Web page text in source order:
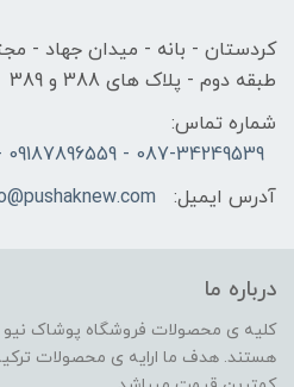
کردستان - بانه - میدان جهاد -
طبقه دوم - پلاک های 388 و 389
شماره تماس:
087-34249539 - 09187896559 - 09186686646
آدرس ایمیل:
درباره ما
کلیه ی محصولات فروشگاه پوشاک نیو
هستند. هدف ما ارایه ی محصولات ترکیه